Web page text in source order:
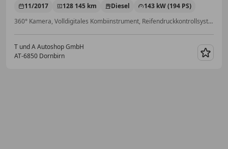
11/2017 128 145 km Diesel
143 kW (194 PS)
360° Kamera, Volldigitales Kombiinstrument, Reifendruckkontrollsystem, Sportsitze, Ambientebeleuchtung, Notrufsystem, Sportfahrwerk, Sportpaket
T und A Autoshop GmbH
AT-6850 Dornbirn